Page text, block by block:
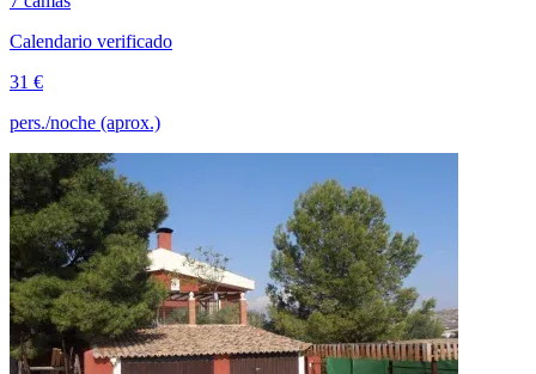
Calendario verificado
31 €
pers./noche (aprox.)